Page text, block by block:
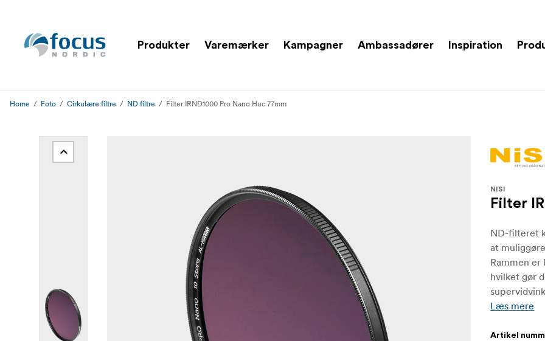
Produkter Varemærker Kampagner Ambassadører Inspiration
Home Foto Cirkulære filtre ND filtre Filter IRND1000 Pro Nano Huc 77mm
NISI
Filter
ND-filteret
at
Rammen er
hvilket gør
Læs mere
Artikel